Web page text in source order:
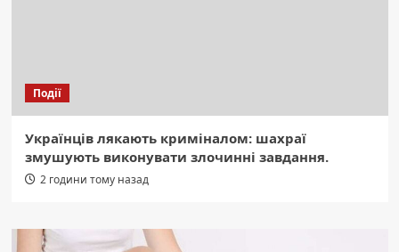
Події
Українців лякають криміналом: шахраї
змушують виконувати злочинні завдання.
2 години тому назад